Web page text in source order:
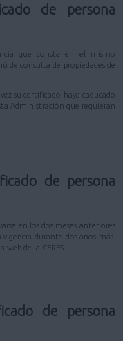
de persona
que consta en el mismo
de consulta de propiedades de
su certificado haya caducado
Administración que requieran
de persona
en los dos meses anteriores
durante dos años más.
de la CERES.
de persona